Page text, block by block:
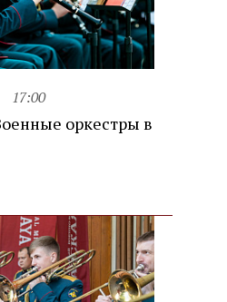
17:00
оркестры в